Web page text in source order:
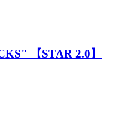
【STAR 2.0】